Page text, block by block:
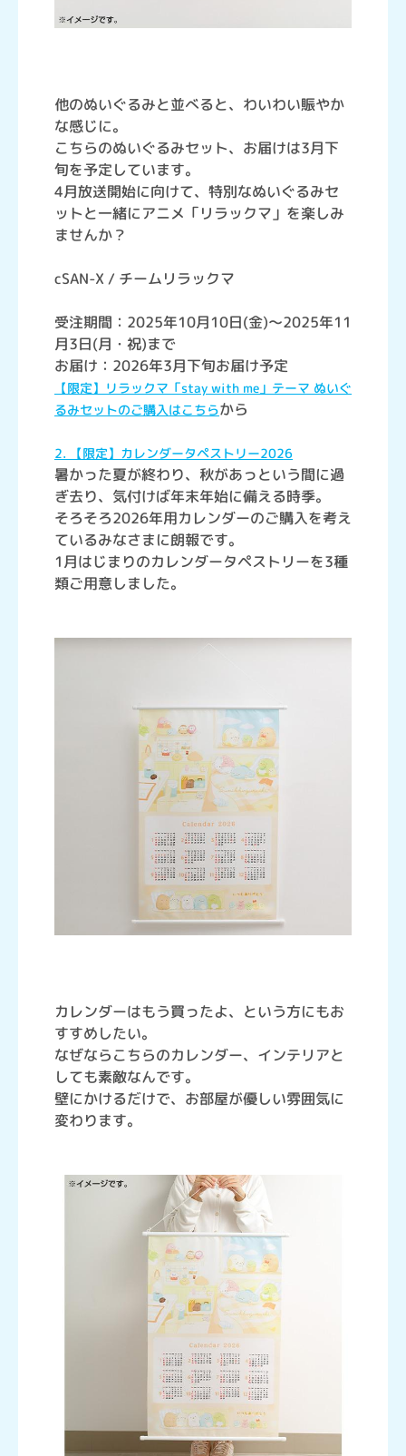
他のぬいぐるみと並べると、わいわい賑やか
な感じに。
こちらのぬいぐるみセット、お届けは3月下
旬を予定しています。
4月放送開始に向けて、特別なぬいぐるみセ
ットと一緒にアニメ「リラックマ」を楽しみ
ませんか？
cSAN-X / チームリラックマ
受注期間：2025年10月10日(金)～2025年11
月3日(月・祝)まで
お届け：2026年3月下旬お届け予定
【限定】リラックマ「stay with me」テーマ ぬいぐ
るみセットのご購入はこちらから
2. 【限定】カレンダータペストリー2026
暑かった夏が終わり、秋があっという間に過
ぎ去り、気付けば年末年始に備える時季。
そろそろ2026年用カレンダーのご購入を考え
ているみなさまに朗報です。
1月はじまりのカレンダータペストリーを3種
類ご用意しました。
カレンダーはもう買ったよ、という方にもお
すすめしたい。
なぜならこちらのカレンダー、インテリアと
しても素敵なんです。
壁にかけるだけで、お部屋が優しい雰囲気に
変わります。